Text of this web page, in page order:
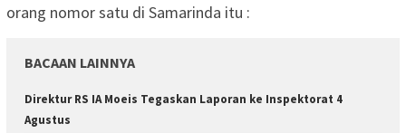
orang nomor satu di Samarinda itu :
BACAAN LAINNYA
Direktur RS IA Moeis Tegaskan Laporan ke Inspektorat 4
Agustus